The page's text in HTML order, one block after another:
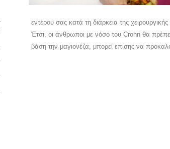
εντέρου σας κατά τη διάρκεια της
Έτσι, οι άνθρωποι με νόσο του Crohn θα
βάση την μαγιονέζα, μπορεί επίσης να